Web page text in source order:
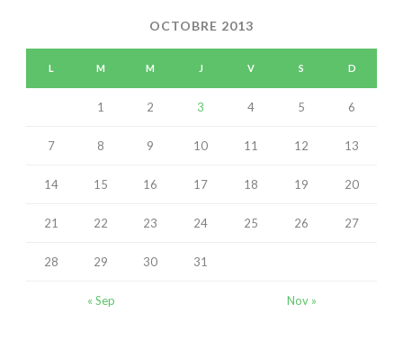
OCTOBRE 2013
L M M J V S D
« Sep Nov »
1 2 3 4 5 6
7 8 9 10 11 12 13
14 15 16 17 18 19 20
21 22 23 24 25 26 27
28 29 30 31